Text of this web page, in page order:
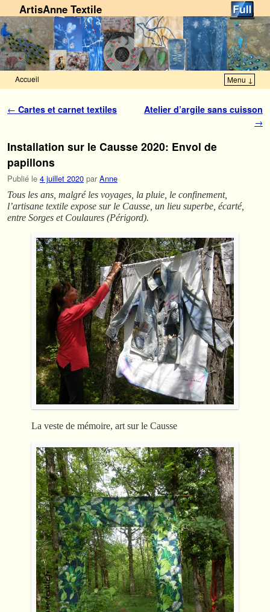
ArtisAnne Textile
Accueil Menu ↓
Navigation des articles
← Cartes et carnet textiles
Atelier d’argile sans cuisson
→
Installation sur le Causse 2020: Envol de
papillons
Publié le 4 juillet 2020 par Anne
Tous les ans, malgré les voyages, la pluie, le confinement,
l’artisane textile expose sur le Causse, un lieu superbe, écarté,
entre Sorges et Coulaures (Périgord).
La veste de mémoire, art sur le Causse